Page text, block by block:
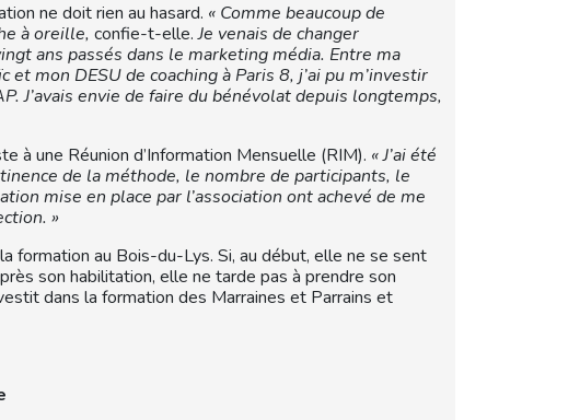
ne doit rien au hasard. « Comme beaucoup de
à oreille, confie-t-elle.Je venais de changer
ans passés dans le marketing média. Entre ma
mon DESU de coaching à Paris 8, j’ai pu m’investir
J’avais envie de faire du bénévolat depuis longtemps,
à une Réunion d’Information Mensuelle (RIM). « J’ai été
de la méthode, le nombre de participants, le
mise en place par l’association ont achevé de me
»
formation au Bois-du-Lys. Si, au début, elle ne se sent
son habilitation, elle ne tarde pas à prendre son
dans la formation des Marraines et Parrains et